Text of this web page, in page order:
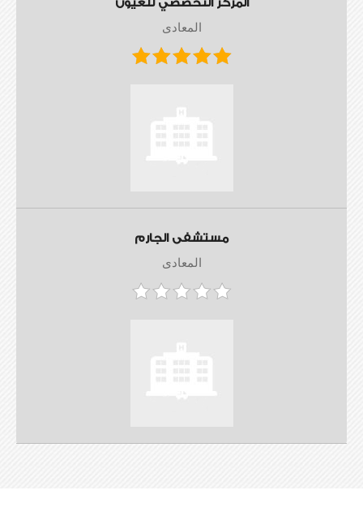
المركز التخصصي للعيون
المعادى
مستشفى الجارم
المعادى